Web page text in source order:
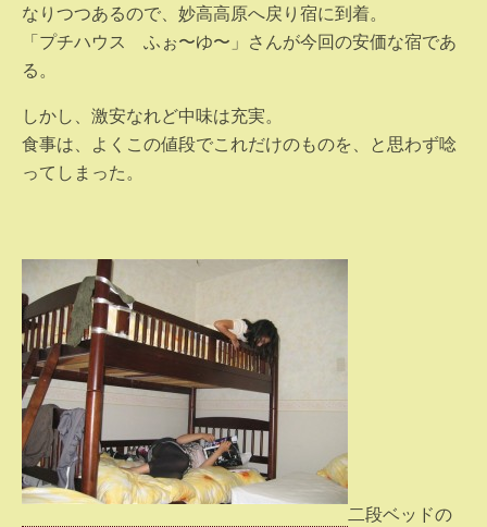
なりつつあるので、妙高高原へ戻り宿に到着。
「プチハウス ふぉ〜ゆ〜」さんが今回の安価な宿であ
る。
しかし、激安なれど中味は充実。
食事は、よくこの値段でこれだけのものを、と思わず唸
ってしまった。
二段ベッドの